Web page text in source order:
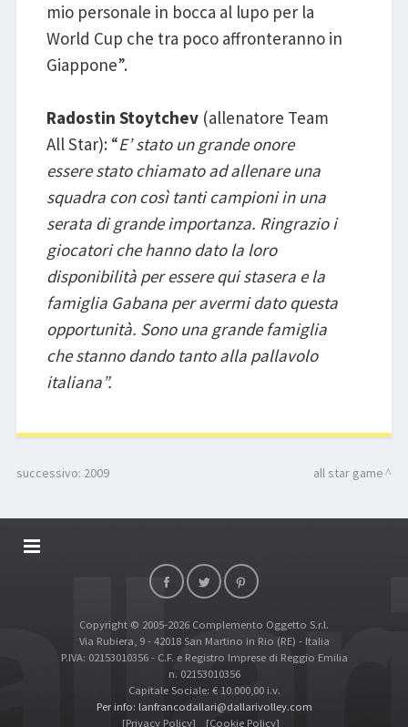
mio personale in bocca al lupo per la
World Cup che tra poco affronteranno in
Giappone”.
Radostin Stoytchev (allenatore Team
All Star): “E’ stato un grande onore
essere stato chiamato ad allenare una
squadra con così tanti campioni in una
serata di grande importanza. Ringrazio i
giocatori che hanno dato la loro
disponibilità per essere qui stasera e la
famiglia Gabana per avermi dato questa
opportunità. Sono una grande famiglia
che stanno dando tanto alla pallavolo
italiana”.
successivo: 2009 all star game
DALLARIVOLLEY SOSTIENE
TOP RICERCHE
SITE MAP
Copyright © 2005-2026 Complemento Oggetto S.r.l.
Via Rubiera, 9 - 42018 San Martino in Rio (RE) - Italia
P.IVA: 02153010356 - C.F. e Registro Imprese di Reggio Emilia
n. 02153010356
Capitale Sociale: € 10.000,00 i.v.
Per info: lanfrancodallari@dallarivolley.com
[Privacy Policy]
[Cookie Policy]